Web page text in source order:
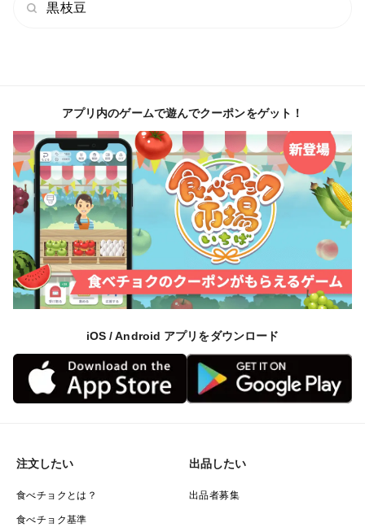
黒枝豆
アプリ内のゲームで遊んでクーポンをゲット！
iOS / Android アプリをダウンロード
注文したい
食べチョクとは？
食べチョク基準
出品したい
出品者募集